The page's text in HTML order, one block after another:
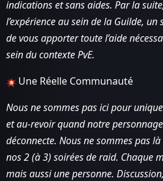
indications et sans aides. Par la
l’expérience au sein de la Guilde,
de vous apporter toute l’aide
sein du contexte PvE.
Une Réelle Communauté
Nous ne sommes pas ici pour
et au-revoir quand notre
déconnecte. Nous ne sommes pas
nos 2(à 3) soirées de raid. Chaque
mais aussi une personne.